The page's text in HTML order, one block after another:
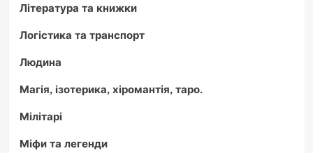
Література та книжки
Логістика та транспорт
Людина
Магія, ізотерика, хіромантія, таро.
Мілітарі
Міфи та легенди